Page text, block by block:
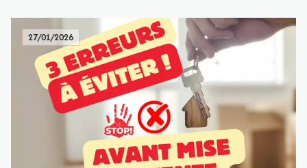
27/01/2026